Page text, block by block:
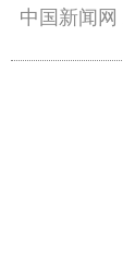
中国新闻网